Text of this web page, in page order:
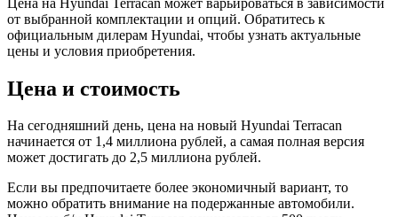
от выбранной комплектации и опций. Обратитесь к
официальным дилерам Hyundai, чтобы узнать актуальные
цены и условия приобретения.
Цена и стоимость
На сегодняшний день, цена на новый Hyundai Terracan
начинается от 1,4 миллиона рублей, а самая полная версия
может достигать до 2,5 миллиона рублей.
Если вы предпочитаете более экономичный вариант, то
можно обратить внимание на подержанные автомобили.